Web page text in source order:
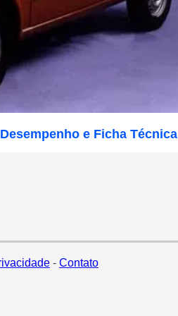
e Ficha Técnica
- Contato